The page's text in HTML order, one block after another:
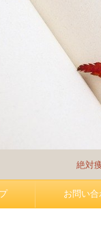
絶対
お問い合